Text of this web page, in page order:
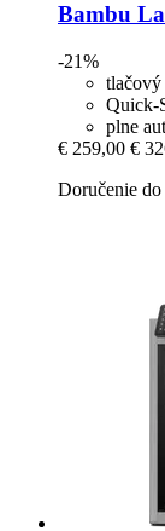
Bambu
-21%
tlačový
Quick-
plne
€ 259,00 €
Doručenie do